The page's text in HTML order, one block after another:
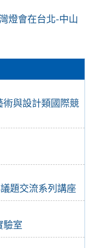
與設計類國際競
題交流系列講座
驗室
燈會在台北-中山